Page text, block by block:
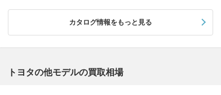
カタログ情報をもっと見る
トヨタの他モデルの買取相場